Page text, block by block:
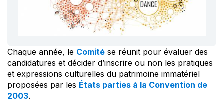
Chaque année, le Comité se réunit pour évaluer des
candidatures et décider d’inscrire ou non les pratiques
et expressions culturelles du patrimoine immatériel
proposées par les États parties à la Convention de
2003.